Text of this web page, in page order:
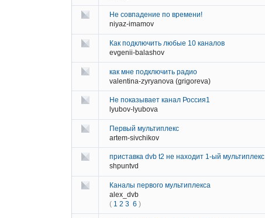
Не совпадение по времени!
niyaz-imamov
Как подключить любые 10 каналов
evgenii-balashov
как мне подключить радио
valentina-zyryanova (grigoreva)
Не показывает канал Россия1
lyubov-lyubova
Первый мультиплекс
artem-sivchikov
приставка dvb t2 не находит 1-ый мультиплекс
shpuntvd
Каналы первого мультиплекса
alex_dvb
( 1 2 3 6 )